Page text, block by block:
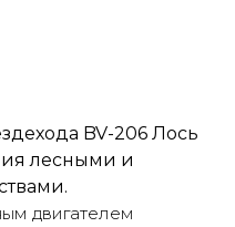
BV-206 Лось
лесными и
двигателем